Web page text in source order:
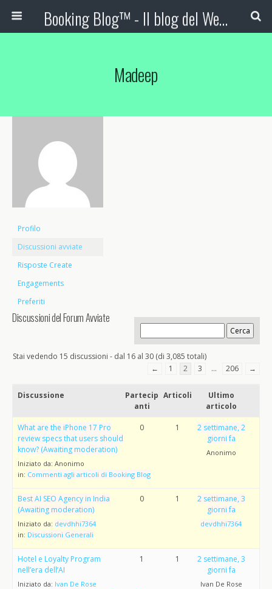
Booking Blog™ - Il blog del Web Marketing Turistico
Madeep
Profilo
Discussioni avviate
Risposte Create
Engagements
Preferiti
Discussioni del Forum Avviate
Stai vedendo 15 discussioni - dal 16 al 30 (di 3,085 totali)
←
1 2 3 … 206 →
Discussione
Partecip
anti
Articoli
Ultimo
articolo
What are the iPhone 17 Pro
review specs that users should
know? (Awaiting moderation)
Iniziato da: Anonimo
in: Commenti agli articoli di Booking Blog
0 1
2 settimane, 2
giorni fa
Anonimo
Best AI SEO Agency in India
(Awaiting moderation)
Iniziato da: devdhhi7364
in: Discussioni Generali
0 1
2 settimane, 3
giorni fa
devdhhi7364
Hotel e Loyalty Program
nell’era dell’AI
Iniziato da: Ivan De Rose
1 1
2 settimane, 3
giorni fa
Ivan De Rose